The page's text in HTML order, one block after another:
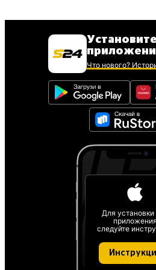
Установите
Что нового?
Для установки
приложения
следуйте